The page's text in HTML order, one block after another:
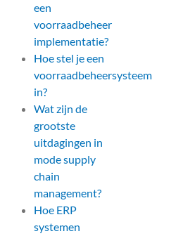
een
voorraadbeheer
implementatie?
Hoe stel je een
voorraadbeheersysteem
in?
Wat zijn de
grootste
uitdagingen in
mode supply
chain
management?
Hoe ERP
systemen